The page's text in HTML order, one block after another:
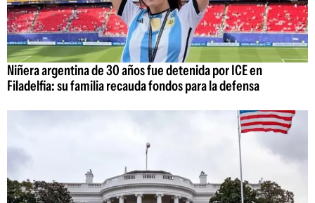
Niñera argentina de 30 años fue detenida por ICE en
Filadelfia: su familia recauda fondos para la defensa